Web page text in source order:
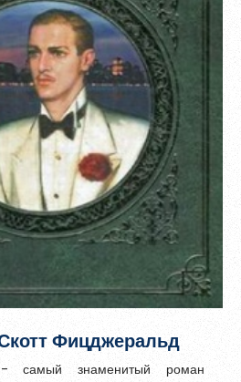
Фицджеральд
- самый знаменитый роман
6 символов и содержать хотя
прописную букву, одну цифру